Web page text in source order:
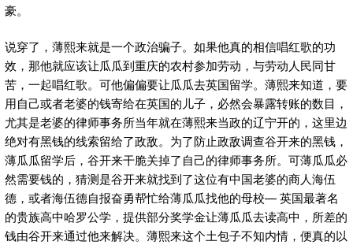
豪。
说穿了，薄熙来就是一个政治骗子。如果他真的相信唱红歌的功
效，那他就应该让瓜瓜到重庆的农村参加劳动，与劳动人民同甘
苦，一起唱红歌。可他偏偏要让瓜瓜去英国留学。薄熙来知道，要
用自己或者老婆的钱寄给在英国的儿子，必然会暴露转账的数目，
尤其是老婆的律师事务所当年就在薄熙来当政的辽宁开的，这里边
绝对有黑钱的线索留给了政敌。为了防止政敌调查谷开来的黑钱，
薄瓜瓜留学后，谷开来干脆关掉了自己的律师事务所。可薄瓜瓜必
然需要钱的，猜测是谷开来就找到了这位有中国老婆的商人海伍
德，或者海伍德自报奋勇帮忙给薄瓜瓜找他的母校— 英国最著名
的贵族高中哈罗公学，提供部分奖学金让薄瓜瓜去读高中，所差的
钱由谷开来通过他来解决。薄熙来这个土包子不知内情，便真的以